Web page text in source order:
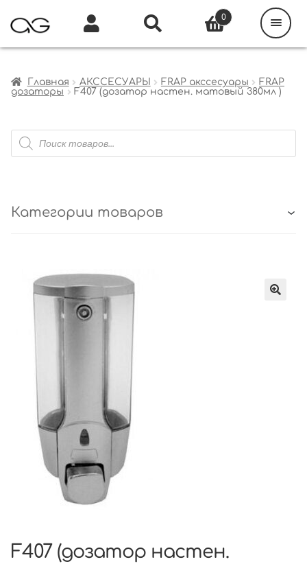
Главная АКССЕСУАРЫ FRAP акссесуары
FRAP
дозаторы
F407 (дозатор настен. матовый 380мл )
Поиск
товаров
Категории товаров
F407 (дозатор настен.
0